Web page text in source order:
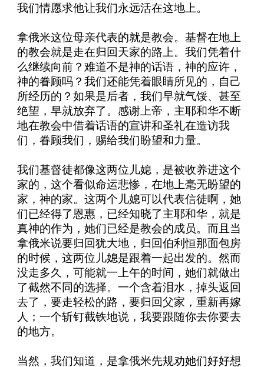
我们情愿求他让我们永远活在这地上。
拿俄米这位母亲代表的就是教会。基督在地上
的教会就是走在归回天家的路上。我们凭着什
么继续向前？难道不是神的话语，神的应许，
神的眷顾吗？我们还能凭着眼睛所见的，自己
所经历的？如果是后者，我们早就气馁、甚至
绝望，早就放弃了。感谢上帝，主耶和华不断
地在教会中借着话语的宣讲和圣礼在造访我
们，眷顾我们，赐给我们盼望和力量。
我们基督徒都像这两位儿媳，是被收养进这个
家的，这个看似命运悲惨，在地上毫无盼望的
家，神的家。这两个儿媳可以代表信徒啊，她
们已经得了恩惠，已经知晓了主耶和华，就是
真神的作为，她们已经是教会的成员。而且当
拿俄米说要归回犹大地，归回伯利恒那面包房
的时候，这两位儿媳是跟着一起出发的。然而
没走多久，可能就一上午的时间，她们就做出
了截然不同的选择。一个含着泪水，掉头返回
去了，要走轻松的路，要归回父家，重新再嫁
人；一个斩钉截铁地说，我要跟随你去你要去
的地方。
当然，我们知道，是拿俄米先规劝她们好好想